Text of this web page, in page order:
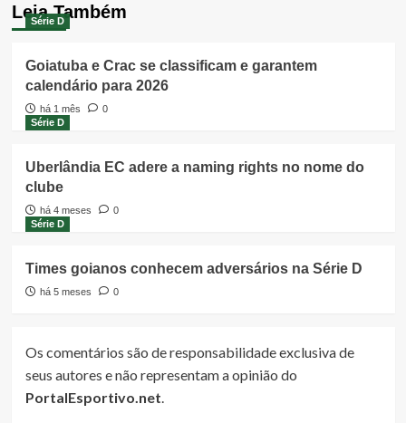
Leia Também
Série D
Goiatuba e Crac se classificam e garantem
calendário para 2026
há 1 mês
0
Série D
Uberlândia EC adere a naming rights no nome do
clube
há 4 meses
0
Série D
Times goianos conhecem adversários na Série D
há 5 meses 0
Os comentários são de responsabilidade exclusiva de
seus autores e não representam a opinião do
PortalEsportivo.net